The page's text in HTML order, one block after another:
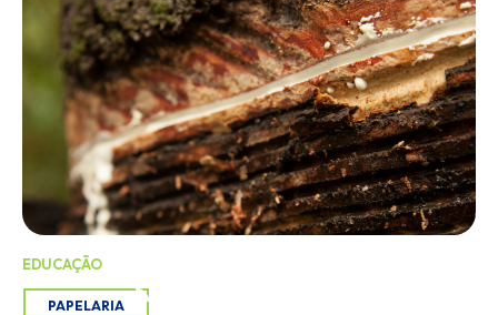
EDUCAÇÃO
PAPELARIA